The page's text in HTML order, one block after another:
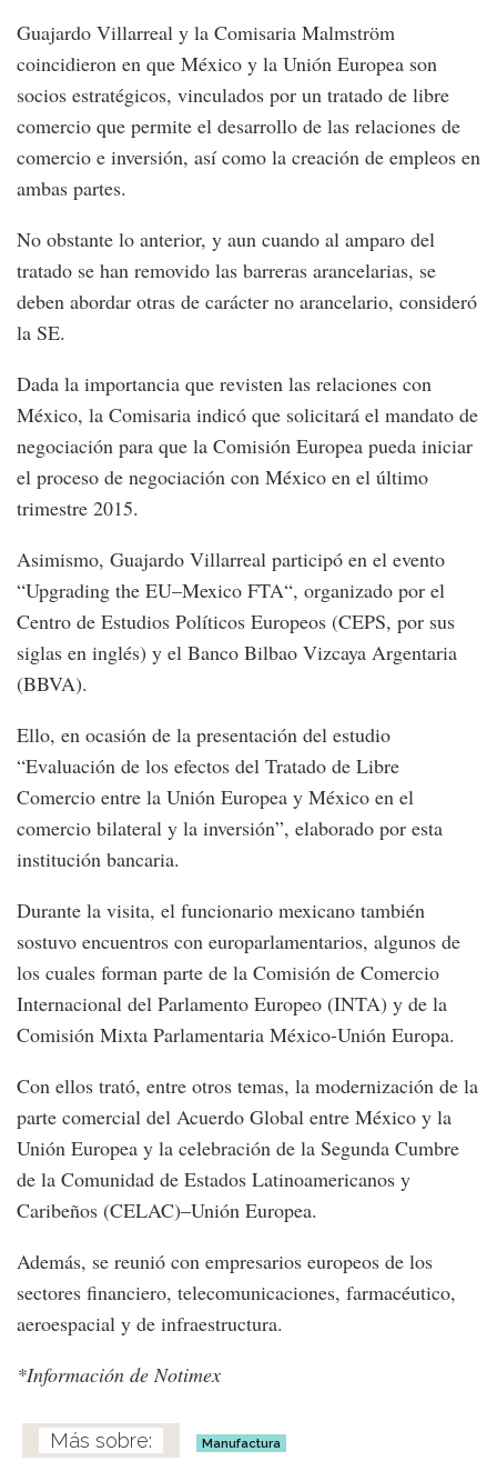
Guajardo Villarreal y la Comisaria Malmström
coincidieron en que México y la Unión Europea son
socios estratégicos, vinculados por un tratado de libre
comercio que permite el desarrollo de las relaciones de
comercio e inversión, así como la creación de empleos en
ambas partes.
No obstante lo anterior, y aun cuando al amparo del
tratado se han removido las barreras arancelarias, se
deben abordar otras de carácter no arancelario, consideró
la SE.
Dada la importancia que revisten las relaciones con
México, la Comisaria indicó que solicitará el mandato de
negociación para que la Comisión Europea pueda iniciar
el proceso de negociación con México en el último
trimestre 2015.
Asimismo, Guajardo Villarreal participó en el evento
“Upgrading the EU–Mexico FTA“, organizado por el
Centro de Estudios Políticos Europeos (CEPS, por sus
siglas en inglés) y el Banco Bilbao Vizcaya Argentaria
(BBVA).
Ello, en ocasión de la presentación del estudio
“Evaluación de los efectos del Tratado de Libre
Comercio entre la Unión Europea y México en el
comercio bilateral y la inversión”, elaborado por esta
institución bancaria.
Durante la visita, el funcionario mexicano también
sostuvo encuentros con europarlamentarios, algunos de
los cuales forman parte de la Comisión de Comercio
Internacional del Parlamento Europeo (INTA) y de la
Comisión Mixta Parlamentaria México-Unión Europa.
Con ellos trató, entre otros temas, la modernización de la
parte comercial del Acuerdo Global entre México y la
Unión Europea y la celebración de la Segunda Cumbre
de la Comunidad de Estados Latinoamericanos y
Caribeños (CELAC)–Unión Europea.
Además, se reunió con empresarios europeos de los
sectores financiero, telecomunicaciones, farmacéutico,
aeroespacial y de infraestructura.
*Información de Notimex
Manufactura